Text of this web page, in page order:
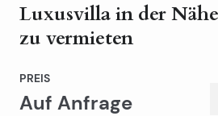
Luxusvilla in der
zu vermieten
PREIS
Auf Anfrage